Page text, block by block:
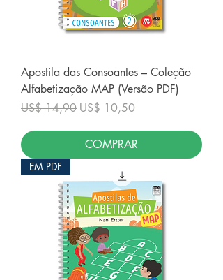
Apostila das Consoantes – Coleção
Alfabetização MAP (Versão PDF)
Preço normal
US$ 14,90 Preço promocional
US$ 10,50
COMPRAR
EM PDF